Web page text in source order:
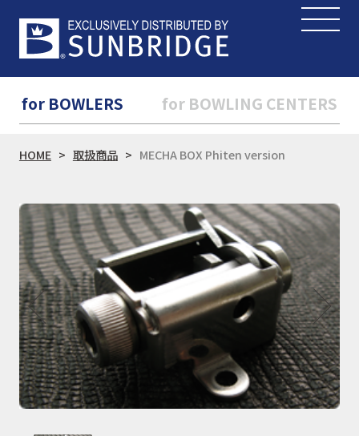
for BOWLERS for BOWLING CENTERS
HOME 取扱商品 MECHA BOX Phiten version